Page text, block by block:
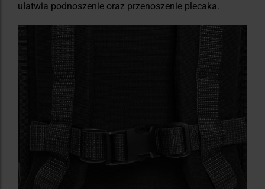
ułatwia podnoszenie oraz przenoszenie plecaka.